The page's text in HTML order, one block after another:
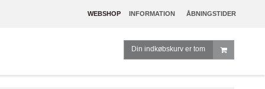
WEBSHOP INFORMATION ÅBNINGSTIDER
Din indkøbskurv er tom